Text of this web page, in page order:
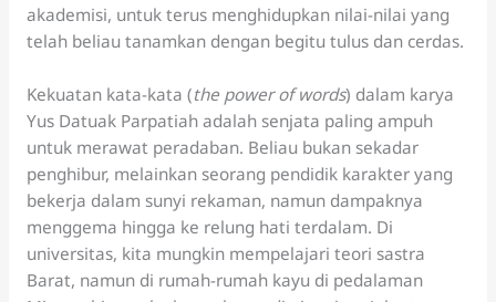
akademisi, untuk terus menghidupkan nilai-nilai yang
telah beliau tanamkan dengan begitu tulus dan cerdas.
Kekuatan kata-kata (the power of words) dalam karya
Yus Datuak Parpatiah adalah senjata paling ampuh
untuk merawat peradaban. Beliau bukan sekadar
penghibur, melainkan seorang pendidik karakter yang
bekerja dalam sunyi rekaman, namun dampaknya
menggema hingga ke relung hati terdalam. Di
universitas, kita mungkin mempelajari teori sastra
Barat, namun di rumah-rumah kayu di pedalaman